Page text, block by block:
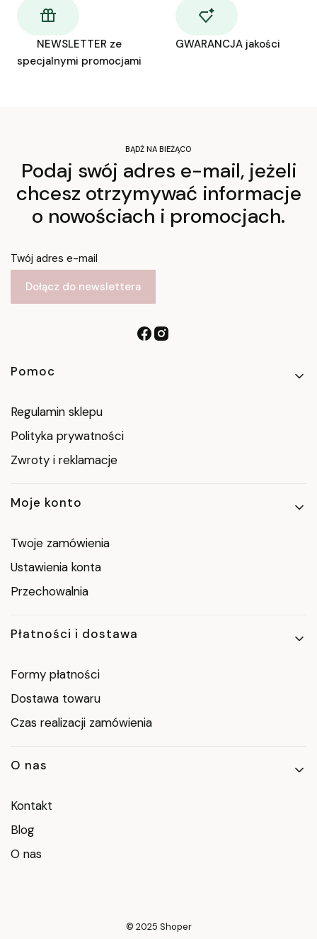
NEWSLETTER ze
specjalnymi promocjami
GWARANCJA jakości
BĄDŹ NA BIEŻĄCO
Podaj swój adres e-mail, jeżeli
chcesz otrzymywać informacje
o nowościach i promocjach.
Twój adres e-mail
Dołącz do newslettera
Linki w stopce
Pomoc
Regulamin sklepu
Polityka prywatności
Zwroty i reklamacje
Moje konto
Twoje zamówienia
Ustawienia konta
Przechowalnia
Płatności i dostawa
Formy płatności
Dostawa towaru
Czas realizacji zamówienia
O nas
Kontakt
Blog
O nas
© 2025 Shoper